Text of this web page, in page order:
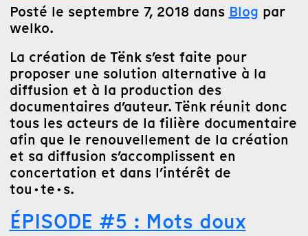
Posté le septembre 7, 2018 dans Blog par
welko.
La création de Tënk s’est faite pour
proposer une solution alternative à la
diffusion et à la production des
documentaires d’auteur. Tënk réunit donc
tous les acteurs de la filière documentaire
afin que le renouvellement de la création
et sa diffusion s’accomplissent en
concertation et dans l’intérêt de
tou·te·s.
ÉPISODE #5 : Mots doux